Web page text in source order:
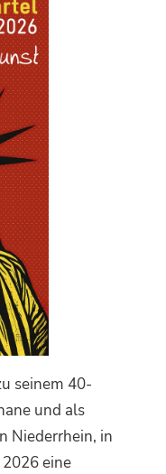
seinem 40-
und als
Niederrhein, in
eine